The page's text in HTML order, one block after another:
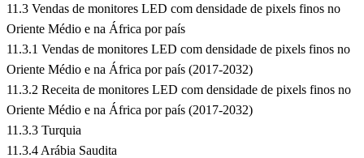
11.3 Vendas de monitores LED com densidade de pixels finos no
Oriente Médio e na África por país
11.3.1 Vendas de monitores LED com densidade de pixels finos no
Oriente Médio e na África por país (2017-2032)
11.3.2 Receita de monitores LED com densidade de pixels finos no
Oriente Médio e na África por país (2017-2032)
11.3.3 Turquia
11.3.4 Arábia Saudita